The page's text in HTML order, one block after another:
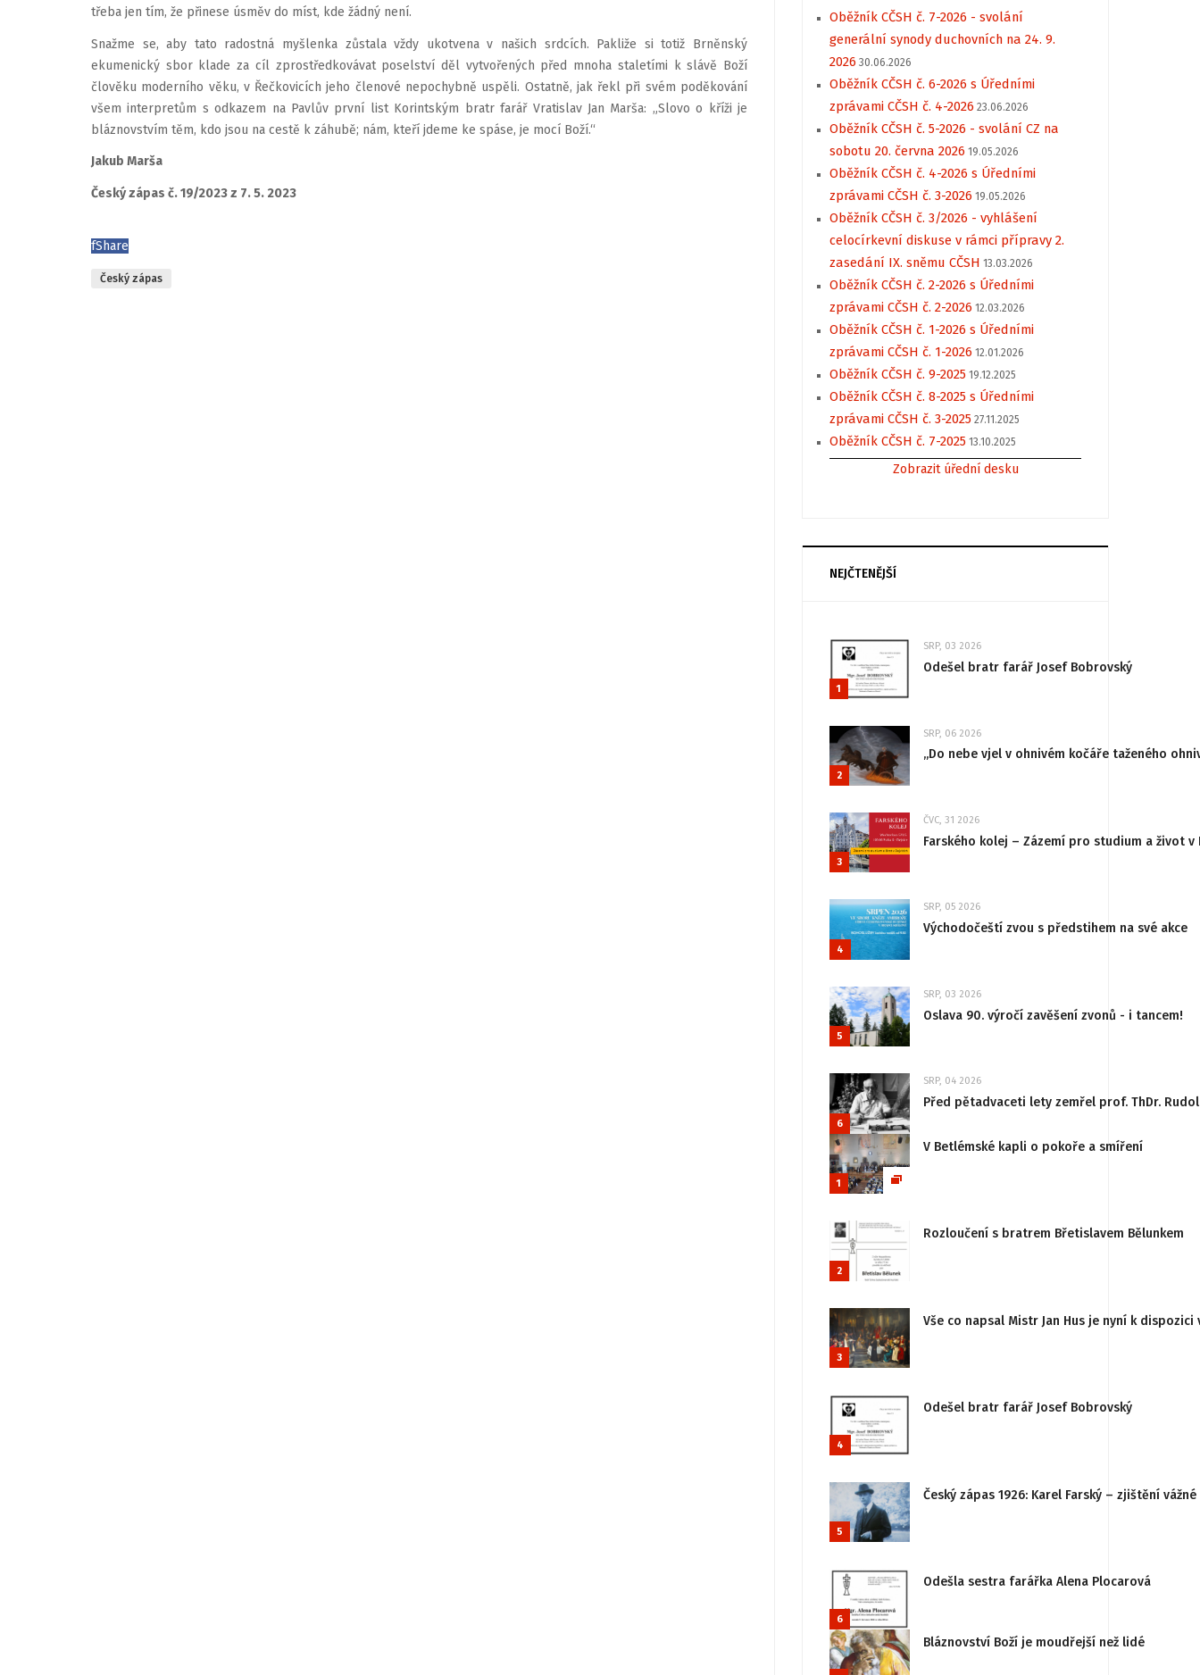
třeba jen tím, že přinese úsměv do míst, kde žádný není.
Snažme se, aby tato radostná myšlenka zůstala vždy ukotvena v našich srdcích. Pakliže si totiž Brněnský
ekumenický sbor klade za cíl zprostředkovávat poselství děl vytvořených před mnoha staletími k slávě Boží
člověku moderního věku, v Řečkovicích jeho členové nepochybně uspěli. Ostatně, jak řekl při svém poděkování
všem interpretům s odkazem na Pavlův první list Korintským bratr farář Vratislav Jan Marša: „Slovo o kříži je
bláznovstvím těm, kdo jsou na cestě k záhubě; nám, kteří jdeme ke spáse, je mocí Boží.“
Jakub Marša
Český zápas č. 19/2023 z 7. 5. 2023
fShare
Český zápas
Oběžník CČSH č. 7-2026 - svolání
generální synody duchovních na 24. 9.
2026 30.06.2026
Oběžník CČSH č. 6-2026 s Úředními
zprávami CČSH č. 4-2026 23.06.2026
Oběžník CČSH č. 5-2026 - svolání CZ na
sobotu 20. června 2026 19.05.2026
Oběžník CČSH č. 4-2026 s Úředními
zprávami CČSH č. 3-2026 19.05.2026
Oběžník CČSH č. 3/2026 - vyhlášení
celocírkevní diskuse v rámci přípravy 2.
zasedání IX. sněmu CČSH 13.03.2026
Oběžník CČSH č. 2-2026 s Úředními
zprávami CČSH č. 2-2026 12.03.2026
Oběžník CČSH č. 1-2026 s Úředními
zprávami CČSH č. 1-2026 12.01.2026
Oběžník CČSH č. 9-2025 19.12.2025
Oběžník CČSH č. 8-2025 s Úředními
zprávami CČSH č. 3-2025 27.11.2025
Oběžník CČSH č. 7-2025 13.10.2025
Zobrazit úřední desku
NEJČTENĚJŠÍ
1
SRP, 03 2026
Odešel bratr farář Josef Bobrovský
2
SRP, 06 2026
„Do nebe vjel v ohnivém kočáře taženého
3
ČVC, 31 2026
Farského kolej – Zázemí pro studium a život v
4
SRP, 05 2026
Východočeští zvou s předstihem na své akce
5
SRP, 03 2026
Oslava 90. výročí zavěšení zvonů - i tancem!
6
SRP, 04 2026
Před pětadvaceti lety zemřel prof. ThDr.
1
V Betlémské kapli o pokoře a smíření
2
Rozloučení s bratrem Břetislavem Bělunkem
3
Vše co napsal Mistr Jan Hus je nyní k
4
Odešel bratr farář Josef Bobrovský
5
Český zápas 1926: Karel Farský – zjištění
6
Odešla sestra farářka Alena Plocarová
Bláznovství Boží je moudřejší než lidé